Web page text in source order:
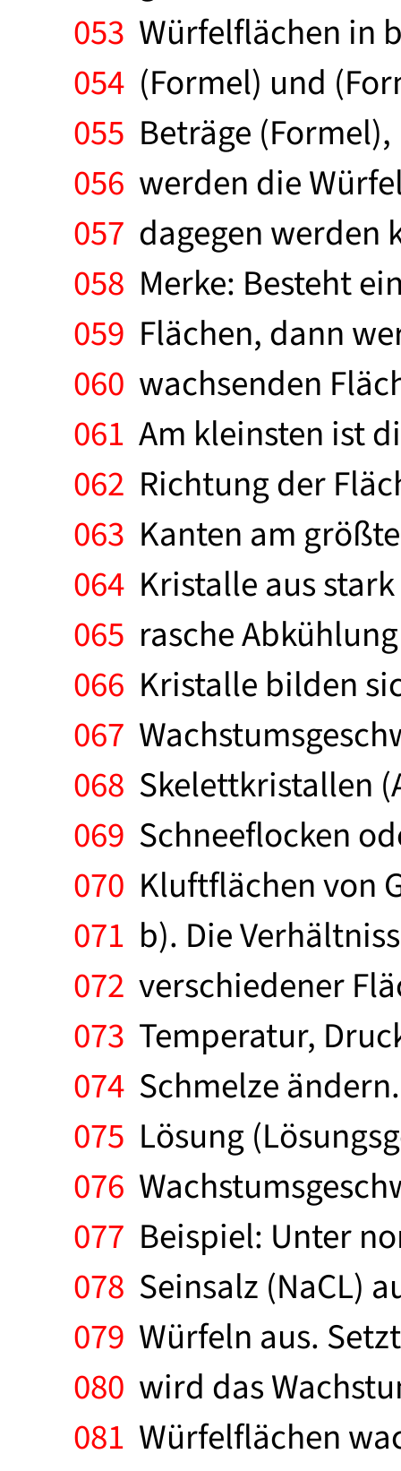
053 Würfelflächen in
054 (Formel) und
055 Beträge
056 werden die
057 dagegen werden
058 Merke: Besteht
059 Flächen, dann
060 wachsenden
061 Am kleinsten ist
062 Richtung der
063 Kanten am
064 Kristalle aus
065 rasche
066 Kristalle bilden
067
068 Skelettkristallen
069 Schneeflocken
070 Kluftflächen von
071 b). Die
072 verschiedener
073 Temperatur,
074 Schmelze
075 Lösung
076
077 Beispiel: Unter
078 Seinsalz (NaCL)
079 Würfeln aus.
080 wird das
081 Würfelflächen